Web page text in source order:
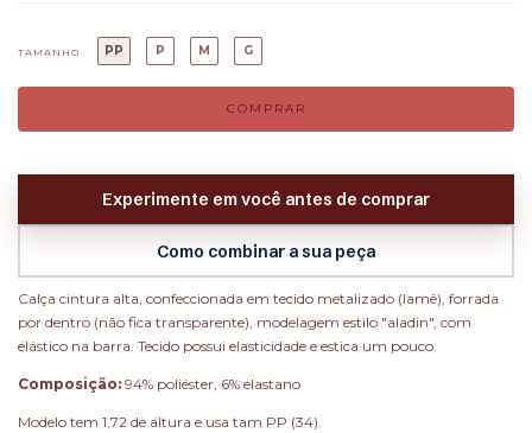
TAMANHO PP P M G
Experimente em você antes de comprar
Como combinar a sua peça
Calça cintura alta, confeccionada em tecido metalizado (lamê), forrada
por dentro (não fica transparente), modelagem estilo "aladin", com
elástico na barra. Tecido possui elasticidade e estica um pouco.
Composição: 94% poliéster, 6% elastano
Modelo tem 1,72 de altura e usa tam PP (34).